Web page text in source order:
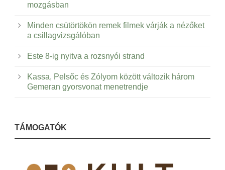
mozgásban
Minden csütörtökön remek filmek várják a nézőket
a csillagvizsgálóban
Este 8-ig nyitva a rozsnyói strand
Kassa, Pelsőc és Zólyom között változik három
Gemeran gyorsvonat menetrendje
TÁMOGATÓK